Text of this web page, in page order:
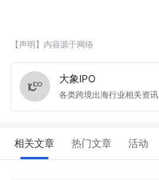
【声明】内容源于网络
大象IPO
各类跨境出海行业相关资讯
相关文章 热门文章 活动